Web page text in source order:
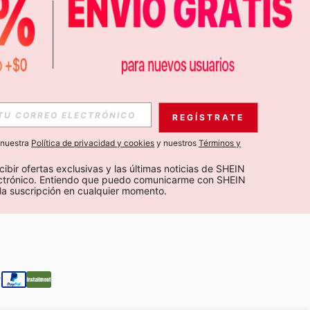
APP
EXCLUSIVAS, PROMOCIONES Y NOTICIAS DE SHEIN
Suscribir
REGÍSTRATE
Política de privacidad y cookies y nuestros Términos y
ofertas exclusivas y las últimas noticias de SHEIN
Entiendo que puedo comunicarme con SHEIN
suscripción en cualquier momento.